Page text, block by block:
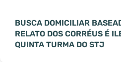
BUSCA DOMICILIAR
RELATO DOS CORRÉUS É
QUINTA TURMA DO STJ